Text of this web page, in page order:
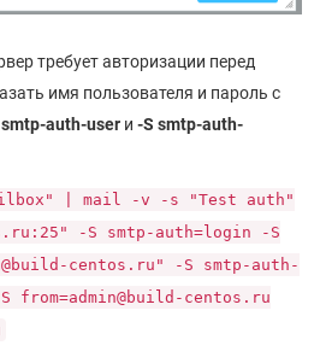
требует авторизации перед
имя пользователя и пароль с
auth-user и -S smtp-auth-
| mail -v -s "Test auth"
-S smtp-auth=login -S
centos.ru" -S smtp-auth-
from=admin@build-centos.ru